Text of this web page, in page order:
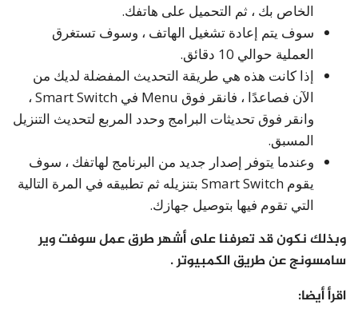
الخاص بك ، ثم التحميل على هاتفك.
سوف يتم إعادة تشغيل الهاتف ، وسوف تستغرق
العملية حوالي 10 دقائق.
إذا كانت هذه هي طريقة التحديث المفضلة لديك من
الآن فصاعدًا ، فانقر فوق Menu في Smart Switch ،
وانقر فوق تحديثات البرامج وحدد المربع لتحديث التنزيل
المسبق.
وعندما يتوفر إصدار جديد من البرنامج لهاتفك ، سوف
يقوم Smart Switch بتنزيله ثم تطبيقه في المرة التالية
التي تقوم فيها بتوصيل جهازك.
وبذلك نكون قد تعرفنا على أشهر طرق عمل سوفت وير
سامسونج عن طريق الكمبيوتر .
اقرأ أيضا: